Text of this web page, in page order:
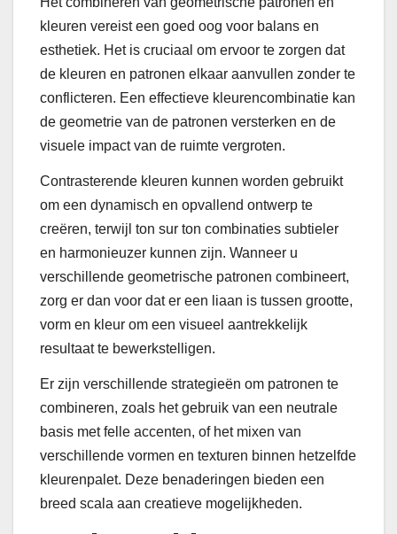
kleuren vereist een goed oog voor balans en
esthetiek. Het is cruciaal om ervoor te zorgen dat
de kleuren en patronen elkaar aanvullen zonder te
conflicteren. Een effectieve kleurencombinatie kan
de geometrie van de patronen versterken en de
visuele impact van de ruimte vergroten.
Contrasterende kleuren kunnen worden gebruikt
om een dynamisch en opvallend ontwerp te
creëren, terwijl ton sur ton combinaties subtieler
en harmonieuzer kunnen zijn. Wanneer u
verschillende geometrische patronen combineert,
zorg er dan voor dat er een liaan is tussen grootte,
vorm en kleur om een visueel aantrekkelijk
resultaat te bewerkstelligen.
Er zijn verschillende strategieën om patronen te
combineren, zoals het gebruik van een neutrale
basis met felle accenten, of het mixen van
verschillende vormen en texturen binnen hetzelfde
kleurenpalet. Deze benaderingen bieden een
breed scala aan creatieve mogelijkheden.